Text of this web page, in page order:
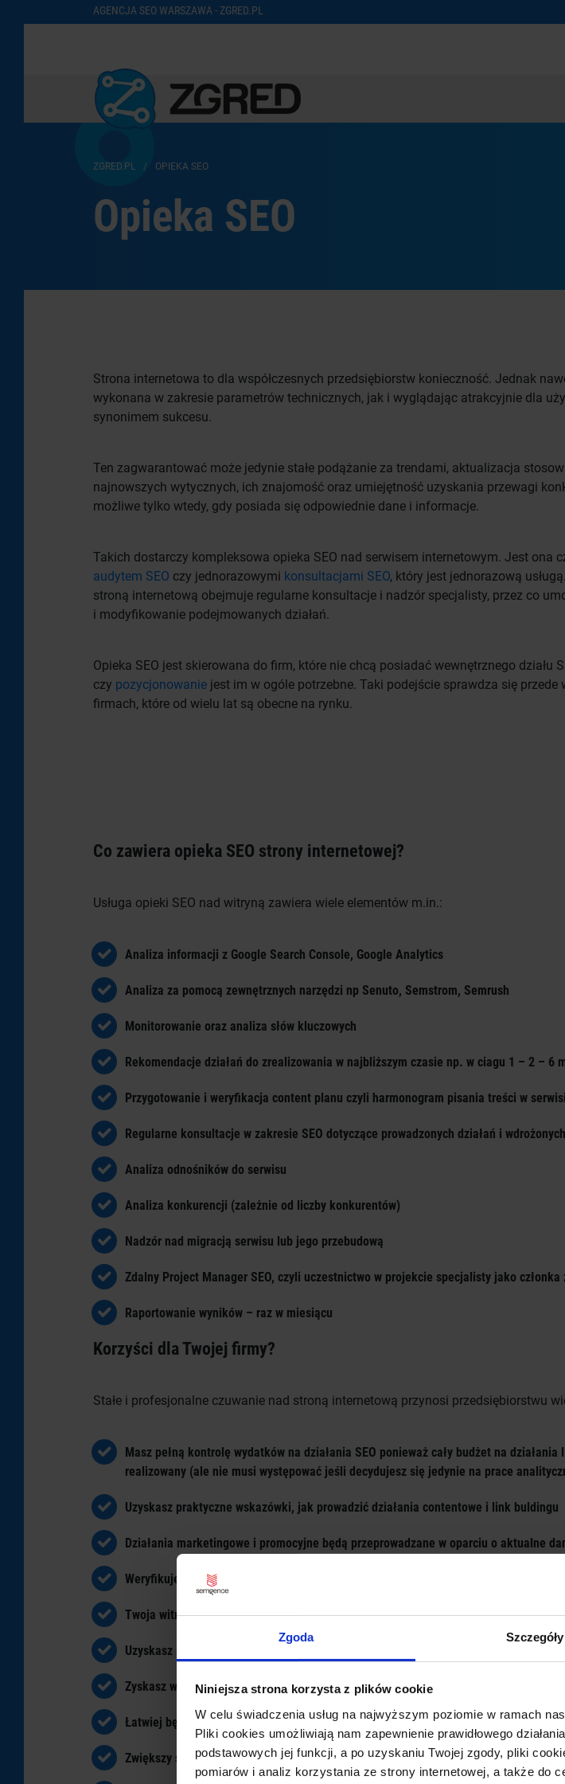
Zgoda Szczegóły
Niniejsza strona korzysta z plików cookie
W celu świadczenia usług na najwyższym poziomie w ramach
Pliki cookies umożliwiają nam zapewnienie prawidłowego
podstawowych jej funkcji, a po uzyskaniu Twojej zgody, pliki
pomiarów i analiz korzystania ze strony internetowej, a także do
AGENCJA SEO WARSZAWA - ZGRED.PL
ZGRED.PL / OPIEKA SEO
Opieka SEO
Strona internetowa to dla współczesnych przedsiębiorstw konieczność. Jednak
wykonana w zakresie parametrów technicznych, jak i wyglądając atrakcyjnie dla
synonimem sukcesu.
Ten zagwarantować może jedynie stałe podążanie za trendami, aktualizacja
najnowszych wytycznych, ich znajomość oraz umiejętność uzyskania przewagi
możliwe tylko wtedy, gdy posiada się odpowiednie dane i informacje.
Takich dostarczy kompleksowa opieka SEO nad serwisem internetowym. Jest ona
audytem SEO czy jednorazowymi konsultacjami SEO, który jest jednorazową
stroną internetową obejmuje regularne konsultacje i nadzór specjalisty, przez co
i modyfikowanie podejmowanych działań.
Opieka SEO jest skierowana do firm, które nie chcą posiadać wewnętrznego działu
czy pozycjonowanie jest im w ogóle potrzebne. Taki podejście sprawdza się przede
firmach, które od wielu lat są obecne na rynku.
Co zawiera opieka SEO strony internetowej?
Usługa opieki SEO nad witryną zawiera wiele elementów m.in.:
Analiza informacji z Google Search Console, Google Analytics
Analiza za pomocą zewnętrznych narzędzi np Senuto, Semstrom, Semrush
Monitorowanie oraz analiza słów kluczowych
Rekomendacje działań do zrealizowania w najbliższym czasie np. w ciagu 1 – 2 – 6
Przygotowanie i weryfikacja content planu czyli harmonogram pisania treści w
Regularne konsultacje w zakresie SEO dotyczące prowadzonych działań i
Analiza odnośników do serwisu
Analiza konkurencji (zależnie od liczby konkurentów)
Nadzór nad migracją serwisu lub jego przebudową
Zdalny Project Manager SEO, czyli uczestnictwo w projekcie specjalisty jako członka
Raportowanie wyników – raz w miesiącu
Korzyści dla Twojej firmy?
Stałe i profesjonalne czuwanie nad stroną internetową przynosi przedsiębiorstwu
Masz pełną kontrolę wydatków na działania SEO ponieważ cały budżet na
realizowany (ale nie musi występować jeśli decydujesz się jedynie na prace
Uzyskasz praktyczne wskazówki, jak prowadzić działania contentowe i link buldingu
Działania marketingowe i promocyjne będą przeprowadzane w oparciu o aktualne
Weryfikujemy czy Twoja strona jest zgodna z wytycznymi w zakresie SEO i
Twoja witryna stale rozwija się, a ruch organiczny na niej zwiększa się
Uzyskasz informacje na podstawie których można przeprowadzić optymalizację
Zyskasz wiedzę i dane jak skutecznie konkurować z firmami z tej samej branży,
Łatwiej będzie można określić grupę docelową i budować persony, a następnie
Zwiększy się widoczność Twojej witryny w wyszukiwarkach Google,